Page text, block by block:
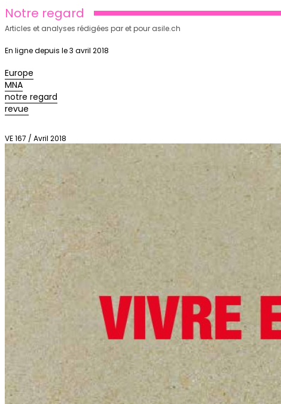
Notre regard
Articles et analyses rédigées par et pour asile.ch
En ligne depuis le 3 avril 2018
Europe
MNA
notre regard
revue
VE 167 / Avril 2018